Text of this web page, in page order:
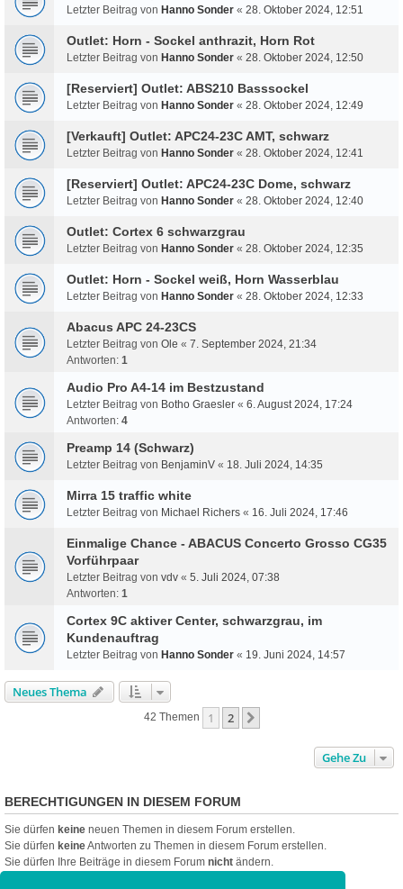
Letzter Beitrag von Hanno Sonder « 28. Oktober 2024, 12:51
Outlet: Horn - Sockel anthrazit, Horn Rot
Letzter Beitrag von Hanno Sonder « 28. Oktober 2024, 12:50
[Reserviert] Outlet: ABS210 Basssockel
Letzter Beitrag von Hanno Sonder « 28. Oktober 2024, 12:49
[Verkauft] Outlet: APC24-23C AMT, schwarz
Letzter Beitrag von Hanno Sonder « 28. Oktober 2024, 12:41
[Reserviert] Outlet: APC24-23C Dome, schwarz
Letzter Beitrag von Hanno Sonder « 28. Oktober 2024, 12:40
Outlet: Cortex 6 schwarzgrau
Letzter Beitrag von Hanno Sonder « 28. Oktober 2024, 12:35
Outlet: Horn - Sockel weiß, Horn Wasserblau
Letzter Beitrag von Hanno Sonder « 28. Oktober 2024, 12:33
Abacus APC 24-23CS
Letzter Beitrag von Ole « 7. September 2024, 21:34
Antworten: 1
Audio Pro A4-14 im Bestzustand
Letzter Beitrag von Botho Graesler « 6. August 2024, 17:24
Antworten: 4
Preamp 14 (Schwarz)
Letzter Beitrag von BenjaminV « 18. Juli 2024, 14:35
Mirra 15 traffic white
Letzter Beitrag von Michael Richers « 16. Juli 2024, 17:46
Einmalige Chance - ABACUS Concerto Grosso CG35
Vorführpaar
Letzter Beitrag von vdv « 5. Juli 2024, 07:38
Antworten: 1
Cortex 9C aktiver Center, schwarzgrau, im
Kundenauftrag
Letzter Beitrag von Hanno Sonder « 19. Juni 2024, 14:57
Neues Thema
42 Themen 1 2
Gehe Zu
BERECHTIGUNGEN IN DIESEM FORUM
Sie dürfen keine neuen Themen in diesem Forum erstellen.
Sie dürfen keineAntworten zu Themen in diesem Forum erstellen.
Sie dürfen Ihre Beiträge in diesem Forum nicht ändern.